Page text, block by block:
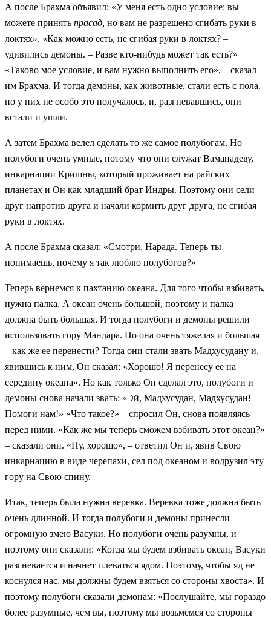
А после Брахма объявил: «У меня есть одно условие: вы
можете принять прасад, но вам не разрешено сгибать руки в
локтях». «Как можно есть, не сгибая руки в локтях? –
удивились демоны. – Разве кто-нибудь может так есть?»
«Таково мое условие, и вам нужно выполнить его», – сказал
им Брахма. И тогда демоны, как животные, стали есть с пола,
но у них не особо это получалось, и, разгневавшись, они
встали и ушли.
А затем Брахма велел сделать то же самое полубогам. Но
полубоги очень умные, потому что они служат Ваманадеву,
инкарнации Кришны, который проживает на райских
планетах и Он как младший брат Индры. Поэтому они сели
друг напротив друга и начали кормить друг друга, не сгибая
руки в локтях.
А после Брахма сказал: «Смотри, Нарада. Теперь ты
понимаешь, почему я так люблю полубогов?»
Теперь вернемся к пахтанию океана. Для того чтобы взбивать,
нужна палка. А океан очень большой, поэтому и палка
должна быть большая. И тогда полубоги и демоны решили
использовать гору Мандара. Но она очень тяжелая и большая
– как же ее перенести? Тогда они стали звать Мадхусудану и,
явившись к ним, Он сказал: «Хорошо! Я перенесу ее на
середину океана». Но как только Он сделал это, полубоги и
демоны снова начали звать: «Эй, Мадхусудан, Мадхусудан!
Помоги нам!» «Что такое?» – спросил Он, снова появляясь
перед ними. «Как же мы теперь сможем взбивать этот океан?»
– сказали они. «Ну, хорошо», – ответил Он и, явив Свою
инкарнацию в виде черепахи, сел под океаном и водрузил эту
гору на Свою спину.
Итак, теперь была нужна веревка. Веревка тоже должна быть
очень длинной. И тогда полубоги и демоны принесли
огромную змею Васуки. Но полубоги очень разумны, и
поэтому они сказали: «Когда мы будем взбивать океан, Васуки
разгневается и начнет плеваться ядом. Поэтому, чтобы яд не
коснулся нас, мы должны будем взяться со стороны хвоста». И
поэтому полубоги сказали демонам: «Послушайте, мы гораздо
более разумные, чем вы, поэтому мы возьмемся со стороны